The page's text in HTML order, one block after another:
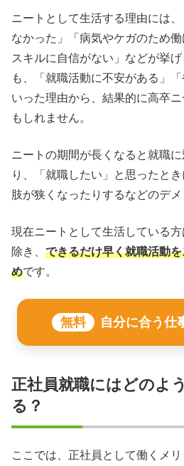
ニートとして生活する理由には
なかった」「病気やケガのため
スキルに自信がない」などが挙
も、「就職活動に不安がある」
いった理由から、結果的に高卒
もしれません。
ニートの期間が長くなると就職
り、「就職したい」と思ったと
肢が狭くなったりするなどのデメ
現在ニートとして生活している
除き、 できるだけ早く就職活動
めです。
無料 自分に合う仕
正社員就職にはどのよ
る？
ここでは、正社員として働くメリ